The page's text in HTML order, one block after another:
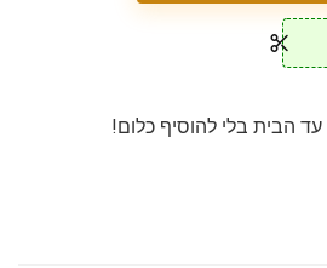
הבית בלי להוסיף כלום!